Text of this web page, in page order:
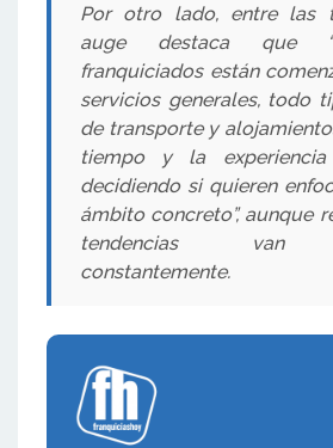
Por otro lado, entre las
auge destaca que
franquiciados están
servicios generales, todo
de transporte y
tiempo y la
decidiendo si quieren
ámbito concreto”, aunque
tendencias van
constantemente.